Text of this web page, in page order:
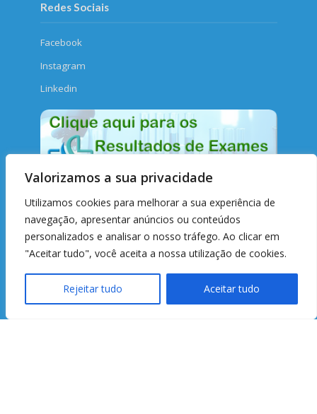
Valorizamos a sua privacidade
Utilizamos cookies para melhorar a sua experiência de
navegação, apresentar anúncios ou conteúdos
personalizados e analisar o nosso tráfego. Ao clicar em
"Aceitar tudo", você aceita a nossa utilização de cookies.
Rejeitar tudo Aceitar tudo
Redes Sociais
Facebook
Instagram
Linkedin
Endereço:
Avenida São Paulo, 750 Árvore Grande - Sorocaba -
SP
Telefone do hospital:(15) 2101-8000
Ouvidoria:(15) 2101-8051